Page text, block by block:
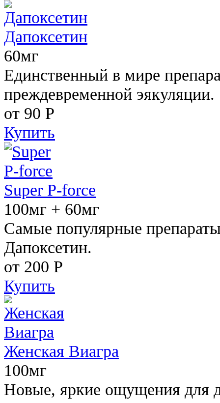
Дапоксетин
60мг
Единственный в мире
преждевременной эякуляции.
от 90 Р
Купить
Super P-force
100мг + 60мг
Самые популярные
Дапоксетин.
от 200 Р
Купить
Женская Виагра
100мг
Новые, яркие ощущения для